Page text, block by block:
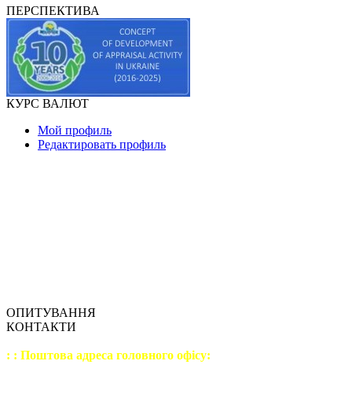
ПЕРСПЕКТИВА
КУРС ВАЛЮТ
Мой профиль
Редактировать профиль
ОПИТУВАННЯ
КОНТАКТИ
: : Поштова адреса головного офісу: